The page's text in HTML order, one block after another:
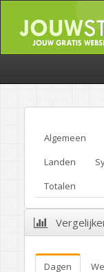
Algemeen
Landen
Totalen
Dagen